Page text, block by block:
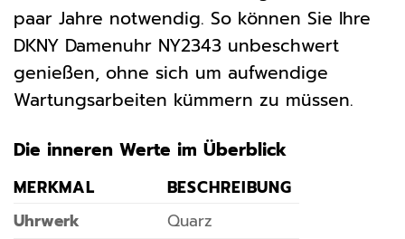
paar Jahre notwendig. So können Sie Ihre
DKNY Damenuhr NY2343 unbeschwert
genießen, ohne sich um aufwendige
Wartungsarbeiten kümmern zu müssen.
Die inneren Werte im Überblick
MERKMAL
BESCHREIBUNG
Uhrwerk
Quarz